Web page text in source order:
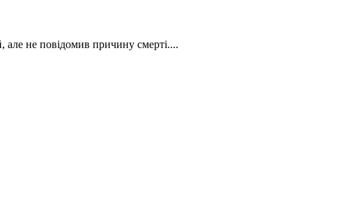
але не повідомив причину смерті....